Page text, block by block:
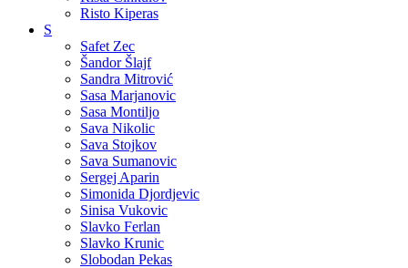
Risto Kiperas
S
Safet Zec
Šandor Šlajf
Sandra Mitrović
Sasa Marjanovic
Sasa Montiljo
Sava Nikolic
Sava Stojkov
Sava Sumanovic
Sergej Aparin
Simonida Djordjevic
Sinisa Vukovic
Slavko Ferlan
Slavko Krunic
Slobodan Pekas